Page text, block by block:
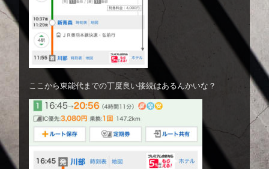
ここから東能代までの丁度良い接続はあるんかいな？